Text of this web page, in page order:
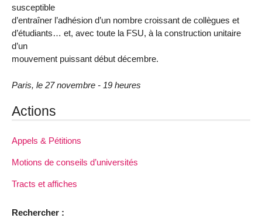
susceptible
d’entraîner l’adhésion d’un nombre croissant de collègues et
d’étudiants… et, avec toute la FSU, à la construction unitaire
d’un
mouvement puissant début décembre.
Paris, le 27 novembre - 19 heures
Actions
Appels & Pétitions
Motions de conseils d’universités
Tracts et affiches
Rechercher :